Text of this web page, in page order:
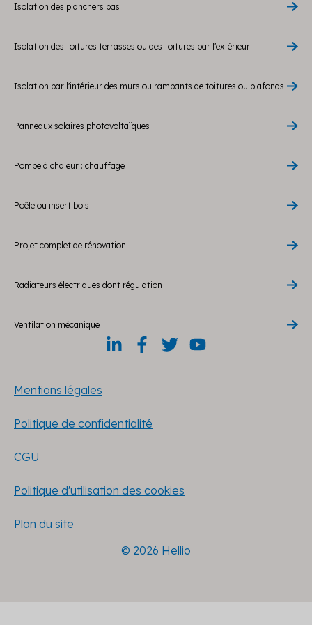
Isolation des planchers bas
Isolation des toitures terrasses ou des toitures par l'extérieur
Isolation par l'intérieur des murs ou rampants de toitures ou plafonds
Panneaux solaires photovoltaïques
Pompe à chaleur : chauffage
Poêle ou insert bois
Projet complet de rénovation
Radiateurs électriques dont régulation
Ventilation mécanique
Mentions légales
Politique de confidentialité
CGU
Politique d'utilisation des cookies
Plan du site
© 2026 Hellio